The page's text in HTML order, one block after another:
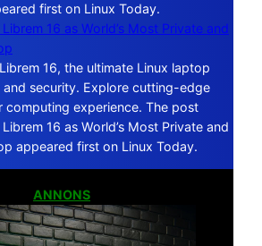
first on Linux Today.
16 as World’s Most Private and
16, the ultimate Linux laptop
security. Explore cutting-edge
computing experience. The post
16 as World’s Most Private and
appeared first on Linux Today.
ANNONS